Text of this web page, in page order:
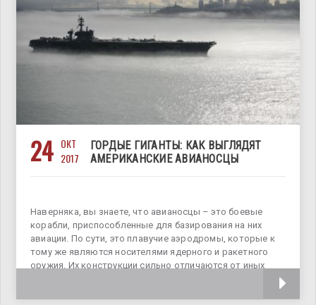
24 ОКТ
2017
ГОРДЫЕ ГИГАНТЫ: КАК ВЫГЛЯДЯТ
АМЕРИКАНСКИЕ АВИАНОСЦЫ
Наверняка, вы знаете, что авианосцы – это боевые
корабли, приспособленные для базирования на них
авиации. По сути, это плавучие аэродромы, которые к
тому же являются носителями ядерного и ракетного
оружия. Их конструкции сильно отличаются от иных